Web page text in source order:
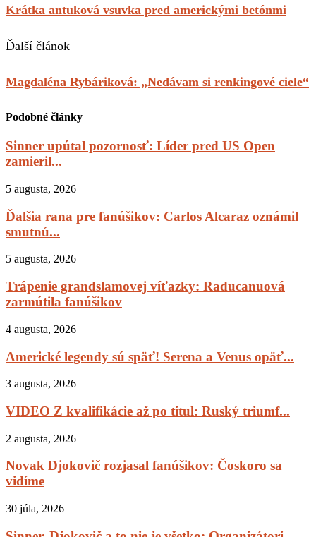
Krátka antuková vsuvka pred americkými betónmi
Ďalší článok
Magdaléna Rybáriková: „Nedávam si renkingové ciele“
Podobné články
Sinner upútal pozornosť: Líder pred US Open
zamieril...
5 augusta, 2026
Ďalšia rana pre fanúšikov: Carlos Alcaraz oznámil
smutnú...
5 augusta, 2026
Trápenie grandslamovej víťazky: Raducanuová
zarmútila fanúšikov
4 augusta, 2026
Americké legendy sú späť! Serena a Venus opäť...
3 augusta, 2026
VIDEO Z kvalifikácie až po titul: Ruský triumf...
2 augusta, 2026
Novak Djokovič rozjasal fanúšikov: Čoskoro sa
vidíme
30 júla, 2026